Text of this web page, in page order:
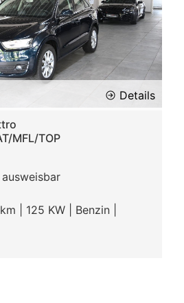
Details
MFL/TOP
| 125 KW | Benzin |